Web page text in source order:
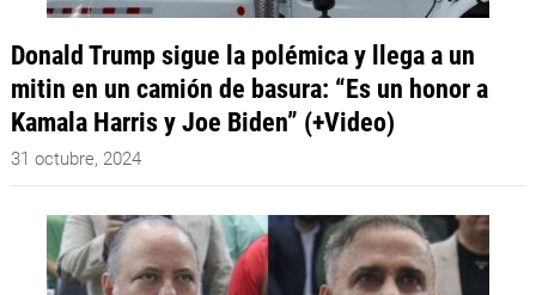
Donald Trump sigue la polémica y llega a un
mitin en un camión de basura: “Es un honor a
Kamala Harris y Joe Biden” (+Video)
31 octubre, 2024